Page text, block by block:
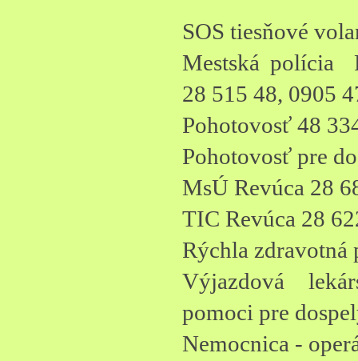
SOS tiesňové
Mestská polícia
28 515 48, 0905
Pohotovosť 48
Pohotovosť pre
MsÚ Revúca 28
TIC Revúca 28
Rýchla zdravotná
Výjazdová
pomoci pre
Nemocnica -